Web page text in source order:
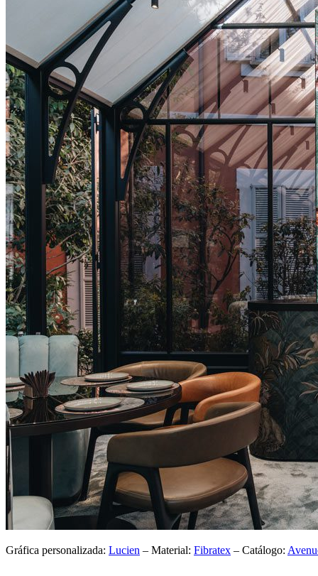
Gráfica personalizada: Lucien – Material: Fibratex – Catálogo: